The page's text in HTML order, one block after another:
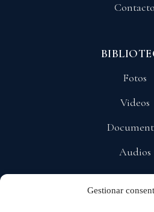
Gestionar
Contacto
Fotos
Videos
Audios